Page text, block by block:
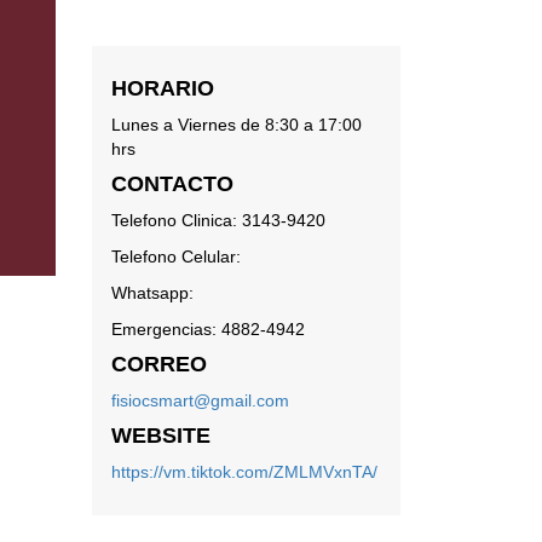
HORARIO
Lunes a Viernes de 8:30 a 17:00
hrs
CONTACTO
Telefono Clinica: 3143-9420
Telefono Celular:
Whatsapp:
Emergencias: 4882-4942
CORREO
fisiocsmart@gmail.com
WEBSITE
https://vm.tiktok.com/ZMLMVxnTA/